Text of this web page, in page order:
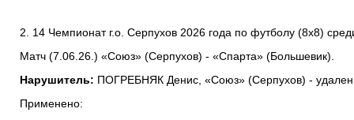
2. 14 Чемпионат г.о. Серпухов 2026 года по футболу (8х8)
Матч (7.06.26.) «Союз» (Серпухов) - «Спарта» (Большевик).
Нарушитель: ПОГРЕБНЯК Денис, «Союз» (Серпухов) -
Применено: